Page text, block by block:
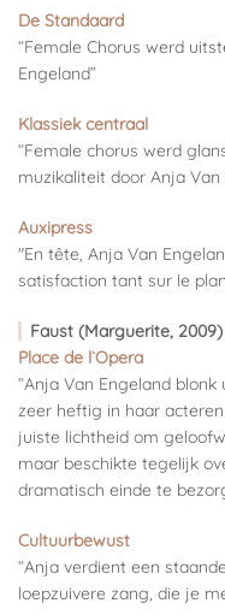
De Standaard
“Female Chorus werd
Engeland”
Klassiek centraal
“Female chorus werd
muzikaliteit door Anja Van
Auxipress
"En tête, Anja Van
satisfaction tant sur le
Faust (Marguerite, 2009)
Place de l`Opera
“Anja Van Engeland
zeer heftig in haar
juiste lichtheid om
maar beschikte tegelijk
dramatisch einde te
Cultuurbewust
“Anja verdient een
loepzuivere zang, die je